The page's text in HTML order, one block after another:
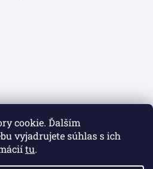
cookie. Ďalším
vyjadrujete súhlas s ich
tu.